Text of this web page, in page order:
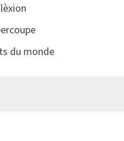
du monde